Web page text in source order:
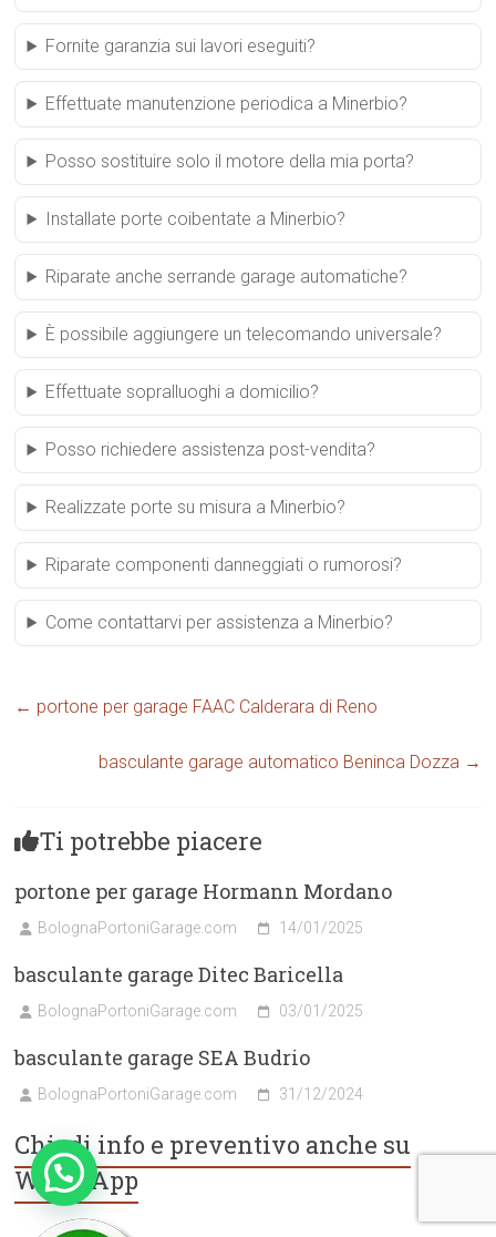
Fornite garanzia sui lavori eseguiti?
Effettuate manutenzione periodica a Minerbio?
Posso sostituire solo il motore della mia porta?
Installate porte coibentate a Minerbio?
Riparate anche serrande garage automatiche?
È possibile aggiungere un telecomando universale?
Effettuate sopralluoghi a domicilio?
Posso richiedere assistenza post-vendita?
Realizzate porte su misura a Minerbio?
Riparate componenti danneggiati o rumorosi?
Come contattarvi per assistenza a Minerbio?
← portone per garage FAAC Calderara di Reno
basculante garage automatico Beninca Dozza →
Ti potrebbe piacere
portone per garage Hormann Mordano
BolognaPortoniGarage.com 14/01/2025
basculante garage Ditec Baricella
BolognaPortoniGarage.com 03/01/2025
basculante garage SEA Budrio
BolognaPortoniGarage.com 31/12/2024
Chiedi info e preventivo anche su
WhatsApp